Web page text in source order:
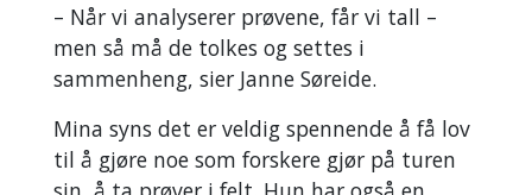
– Når vi analyserer prøvene, får vi tall –
men så må de tolkes og settes i
sammenheng, sier Janne Søreide.
Mina syns det er veldig spennende å få lov
til å gjøre noe som forskere gjør på turen